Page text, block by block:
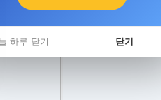
하루 닫기 닫기